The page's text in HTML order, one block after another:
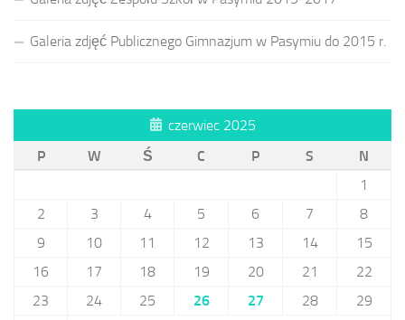
Galeria zdjęć Publicznego Gimnazjum w Pasymiu do 2015 r.
czerwiec 2025
P
W Ś C P S
N
1
2
3 4 5 6 7
8
9
10 11 12 13 14
15
16
17 18 19 20 21
22
23
24 25 26 27 28
29